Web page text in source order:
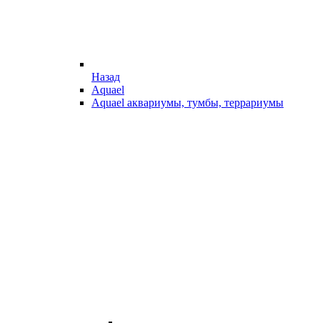
Назад
Aquael
Aquael аквариумы, тумбы, террариумы